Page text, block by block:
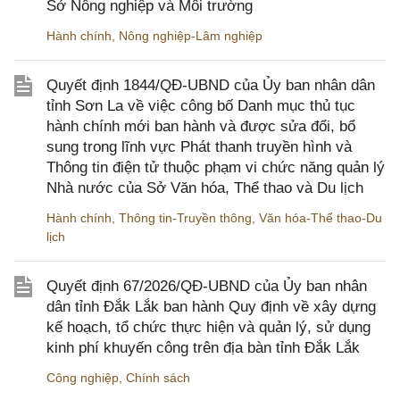
Sở Nông nghiệp và Môi trường
Hành chính Nông nghiệp-Lâm nghiệp
Quyết định 1844/QĐ-UBND của Ủy ban nhân dân
tỉnh Sơn La về việc công bố Danh mục thủ tục
hành chính mới ban hành và được sửa đổi, bổ
sung trong lĩnh vực Phát thanh truyền hình và
Thông tin điện tử thuộc phạm vi chức năng quản lý
Nhà nước của Sở Văn hóa, Thể thao và Du lịch
Hành chính Thông tin-Truyền thông Văn hóa-Thể thao-Du
lịch
Quyết định 67/2026/QĐ-UBND của Ủy ban nhân
dân tỉnh Đắk Lắk ban hành Quy định về xây dựng
kế hoạch, tổ chức thực hiện và quản lý, sử dụng
kinh phí khuyến công trên địa bàn tỉnh Đắk Lắk
Công nghiệp Chính sách